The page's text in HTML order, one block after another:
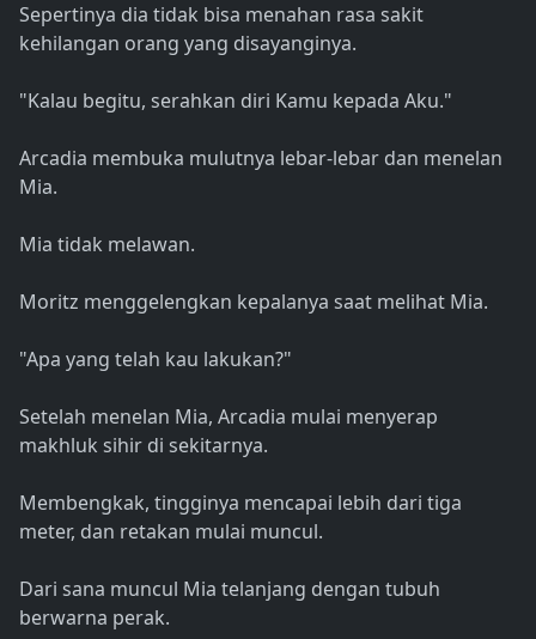
Sepertinya dia tidak bisa menahan rasa sakit
kehilangan orang yang disayanginya.
"Kalau begitu, serahkan diri Kamu kepada Aku."
Arcadia membuka mulutnya lebar-lebar dan menelan
Mia.
Mia tidak melawan.
Moritz menggelengkan kepalanya saat melihat Mia.
"Apa yang telah kau lakukan?"
Setelah menelan Mia, Arcadia mulai menyerap
makhluk sihir di sekitarnya.
Membengkak, tingginya mencapai lebih dari tiga
meter, dan retakan mulai muncul.
Dari sana muncul Mia telanjang dengan tubuh
berwarna perak.